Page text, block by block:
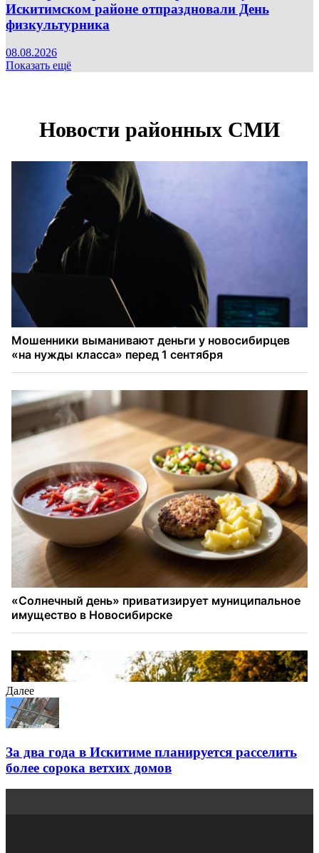
Искитимском районе отпраздновали День
физкультурника
08.08.2026
Показать ещё
Далее
За два года в Искитиме планируется расселить
более сорока ветхих домов